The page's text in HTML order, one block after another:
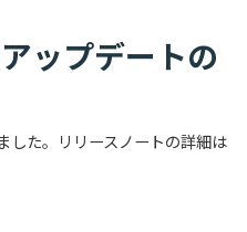
ップデートの
した。リリースノートの詳細は